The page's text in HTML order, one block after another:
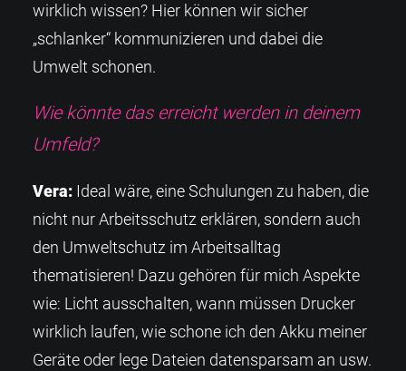
wirklich wissen? Hier können wir sicher
„schlanker“ kommunizieren und dabei die
Umwelt schonen.
Wie könnte das erreicht werden in deinem
Umfeld?
Vera: Ideal wäre, eine Schulungen zu haben, die
nicht nur Arbeitsschutz erklären, sondern auch
den Umweltschutz im Arbeitsalltag
thematisieren! Dazu gehören für mich Aspekte
wie: Licht ausschalten, wann müssen Drucker
wirklich laufen, wie schone ich den Akku meiner
Geräte oder lege Dateien datensparsam an usw.